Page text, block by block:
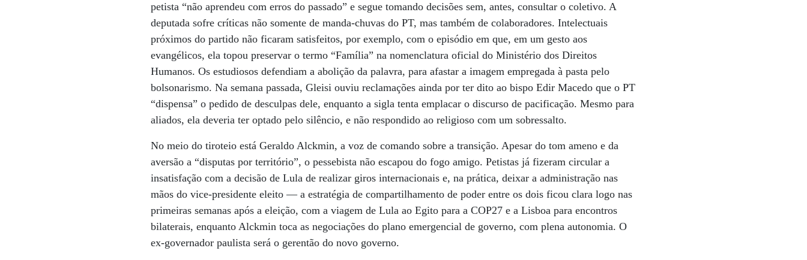
petista “não aprendeu com erros do passado” e segue tomando decisões sem, antes, consultar o coletivo. A
deputada sofre críticas não somente de manda-chuvas do PT, mas também de colaboradores. Intelectuais
próximos do partido não ficaram satisfeitos, por exemplo, com o episódio em que, em um gesto aos
evangélicos, ela topou preservar o termo “Família” na nomenclatura oficial do Ministério dos Direitos
Humanos. Os estudiosos defendiam a abolição da palavra, para afastar a imagem empregada à pasta pelo
bolsonarismo. Na semana passada, Gleisi ouviu reclamações ainda por ter dito ao bispo Edir Macedo que o PT
“dispensa” o pedido de desculpas dele, enquanto a sigla tenta emplacar o discurso de pacificação. Mesmo para
aliados, ela deveria ter optado pelo silêncio, e não respondido ao religioso com um sobressalto.
No meio do tiroteio está Geraldo Alckmin, a voz de comando sobre a transição. Apesar do tom ameno e da
aversão a “disputas por território”, o pessebista não escapou do fogo amigo. Petistas já fizeram circular a
insatisfação com a decisão de Lula de realizar giros internacionais e, na prática, deixar a administração nas
mãos do vice-presidente eleito — a estratégia de compartilhamento de poder entre os dois ficou clara logo nas
primeiras semanas após a eleição, com a viagem de Lula ao Egito para a COP27 e a Lisboa para encontros
bilaterais, enquanto Alckmin toca as negociações do plano emergencial de governo, com plena autonomia. O
ex-governador paulista será o gerentão do novo governo.